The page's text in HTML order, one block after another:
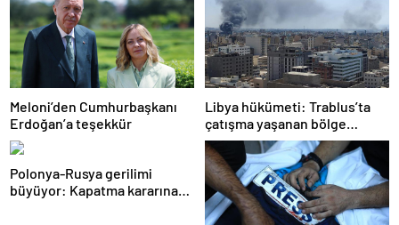
Meloni’den Cumhurbaşkanı
Erdoğan’a teşekkür
Libya hükümeti: Trablus’ta
çatışma yaşanan bölge
kontrol altında
Polonya-Rusya gerilimi
büyüyor: Kapatma kararına